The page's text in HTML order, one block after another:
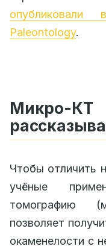
Paleontology.
Микро-КТ
Чтобы отличить
учёные
томографию
позволяет
окаменелости с